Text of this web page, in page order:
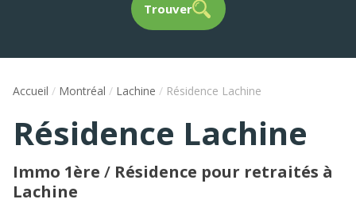
Trouver
Accueil / Montréal / Lachine / Résidence Lachine
Résidence Lachine
Immo 1ère / Résidence pour retraités à
Lachine